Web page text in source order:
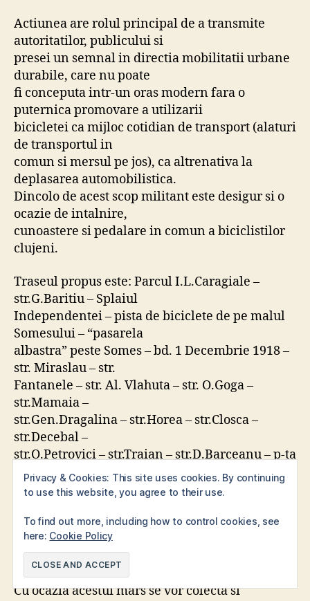
Actiunea are rolul principal de a transmite
autoritatilor, publicului si
presei un semnal in directia mobilitatii urbane
durabile, care nu poate
fi conceputa intr-un oras modern fara o
puternica promovare a utilizarii
bicicletei ca mijloc cotidian de transport (alaturi
de transportul in
comun si mersul pe jos), ca altrenativa la
deplasarea automobilistica.
Dincolo de acest scop militant este desigur si o
ocazie de intalnire,
cunoastere si pedalare in comun a biciclistilor
clujeni.
Traseul propus este: Parcul I.L.Caragiale –
str.G.Baritiu – Splaiul
Independentei – pista de biciclete de pe malul
Somesului – “pasarela
albastra” peste Somes – bd. 1 Decembrie 1918 –
str. Miraslau – str.
Fantanele – str. Al. Vlahuta – str. O.Goga –
str.Mamaia –
str.Gen.Dragalina – str.Horea – str.Closca –
str.Decebal –
str.O.Petrovici – str.Traian – str.D.Barceanu – p-ta
Abator – Calea
Bucuresti – str.Fabricii – p-ta Marasti – bd. 21
Cuza Voda – str.I.P.Voitesti – p-ta Mihai Viteazu –
str. R.Ferdinand –
Parcul I.L. Caragiale.
Cu ocazia acestui mars se vor colecta si
Privacy & Cookies: This site uses cookies. By continuing
to use this website, you agree to their use.
To find out more, including how to control cookies, see
here: Cookie Policy